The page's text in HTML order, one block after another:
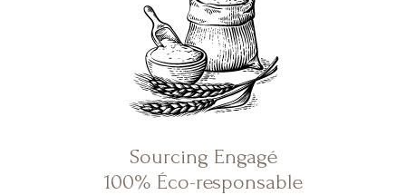
Sourcing Engagé
100% Éco-responsable